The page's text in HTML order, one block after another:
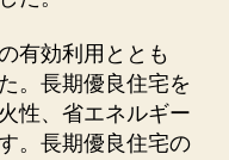
有効利用ととも
。長期優良住宅を
性、省エネルギー
。長期優良住宅の